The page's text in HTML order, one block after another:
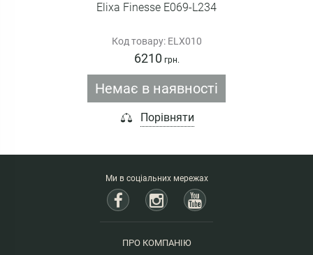
Elixa Finesse E069-L234
Код товару: ELX010
6210 грн.
Немає в наявності
Порівняти
Ми в соціальних мережах
ПРО КОМПАНІЮ